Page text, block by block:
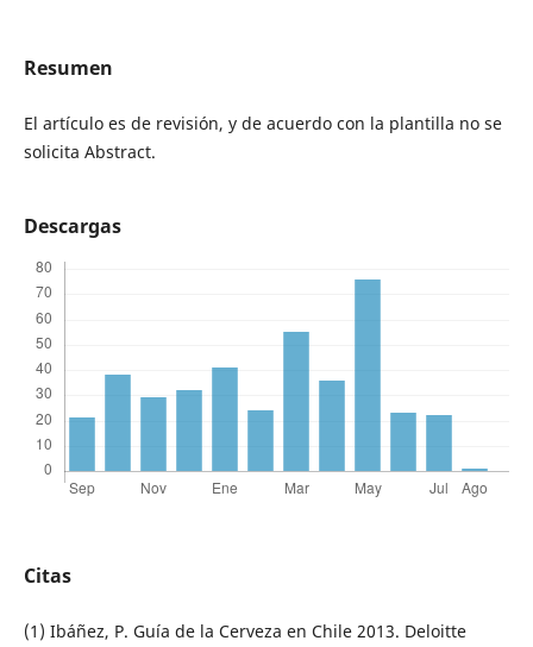
Resumen
El artículo es de revisión, y de acuerdo con la plantilla no se
solicita Abstract.
Descargas
Citas
(1) Ibáñez, P. Guía de la Cerveza en Chile 2013. Deloitte